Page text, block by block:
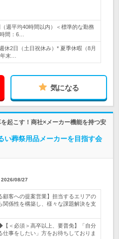
週平均40時間以内）＜標準的な勤務
間：6…
休2日（土日祝休み）* 夏季休暇（8月
末…
気になる
起こす！商社×メーカー機能を持つ安
い葬祭用品メーカーを目指す会
2026/08/27
顧客への提案営業】担当するエリアの
関係性を構築し、様々な課題解決を支
＜必須＞高卒以上、要普免】「自分
仕事をしたい」方をお待ちしておりま